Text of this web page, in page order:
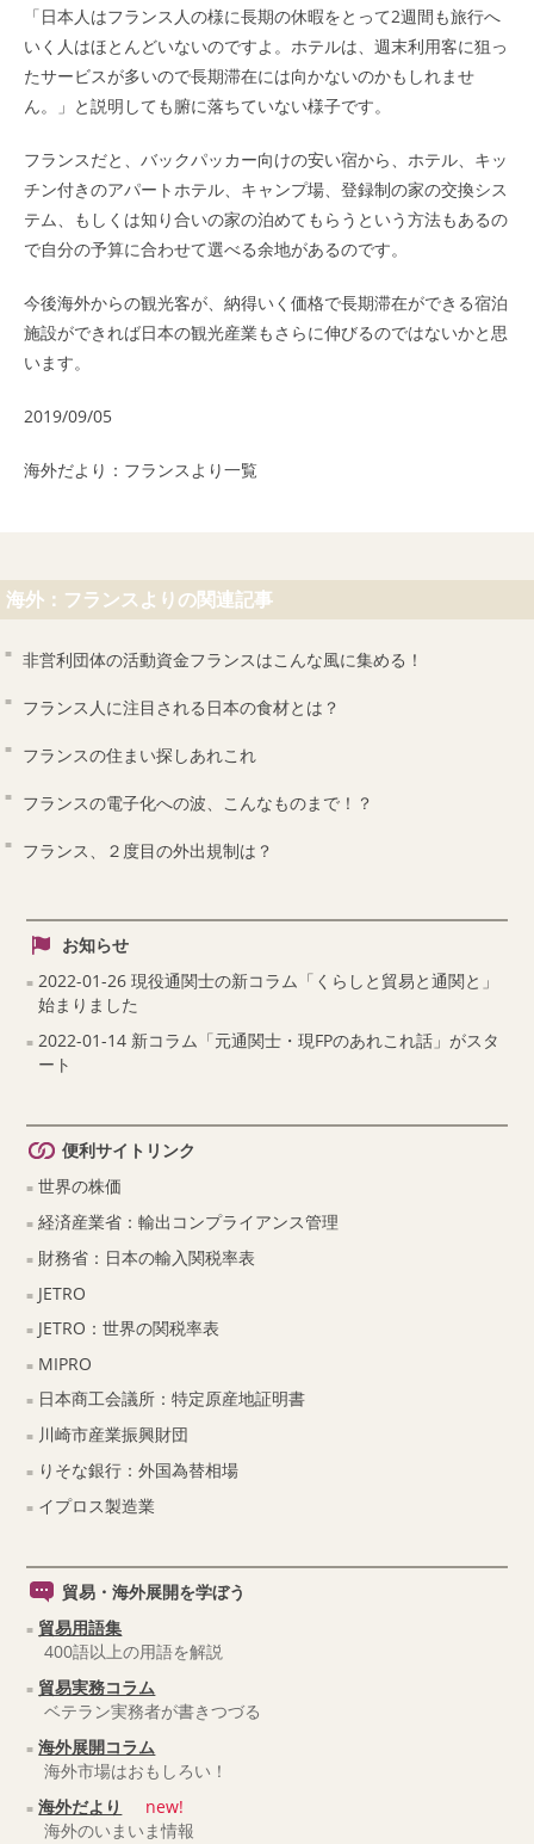
「日本人はフランス人の様に長期の休暇をとって2週間も旅行へ
いく人はほとんどいないのですよ。ホテルは、週末利用客に狙っ
たサービスが多いので長期滞在には向かないのかもしれませ
ん。」と説明しても腑に落ちていない様子です。
フランスだと、バックパッカー向けの安い宿から、ホテル、キッ
チン付きのアパートホテル、キャンプ場、登録制の家の交換シス
テム、もしくは知り合いの家の泊めてもらうという方法もあるの
で自分の予算に合わせて選べる余地があるのです。
今後海外からの観光客が、納得いく価格で長期滞在ができる宿泊
施設ができれば日本の観光産業もさらに伸びるのではないかと思
います。
2019/09/05
海外だより：フランスより一覧
海外：フランスよりの関連記事
非営利団体の活動資金フランスはこんな風に集める！
フランス人に注目される日本の食材とは？
フランスの住まい探しあれこれ
フランスの電子化への波、こんなものまで！？
フランス、２度目の外出規制は？
お知らせ
2022-01-26 現役通関士の新コラム「くらしと貿易と通関と」
始まりました
2022-01-14 新コラム「元通関士・現FPのあれこれ話」がスタ
ート
便利サイトリンク
世界の株価
経済産業省：輸出コンプライアンス管理
財務省：日本の輸入関税率表
JETRO
JETRO：世界の関税率表
MIPRO
日本商工会議所：特定原産地証明書
川崎市産業振興財団
りそな銀行：外国為替相場
イプロス製造業
貿易・海外展開を学ぼう
貿易用語集
400語以上の用語を解説
貿易実務コラム
ベテラン実務者が書きつづる
海外展開コラム
海外市場はおもしろい！
海外だより
new!
海外のいまいま情報